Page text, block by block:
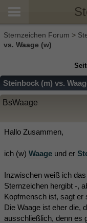
Sternzeichen Forum >
vs. Waage (w)
Steinbock (m) vs.
BsWaage
Hallo Zusammen,
ich (w) Waage und er
Inzwischen weiß ich
Sternzeichen hergibt -,
Kopfmensch ist, sagt er
Die Waage ist eher die,
ausschließlich, denn es